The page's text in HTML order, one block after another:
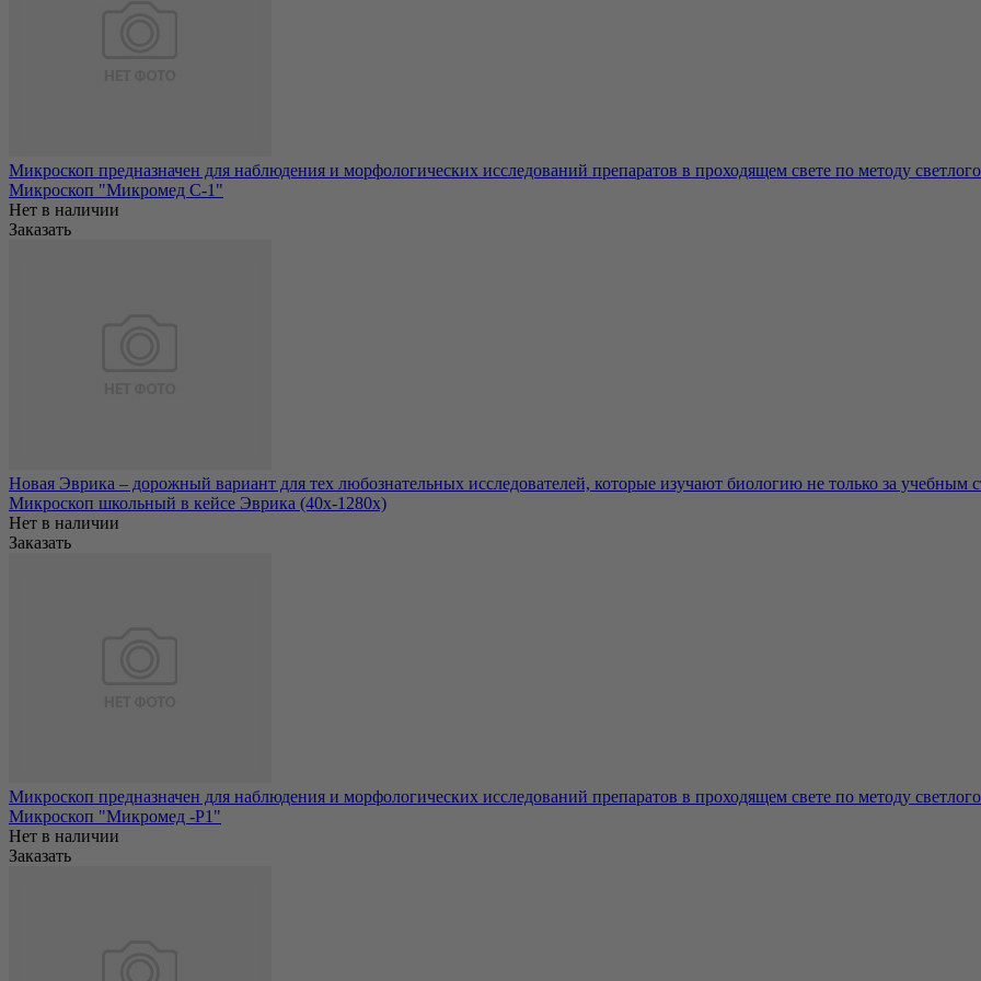
Микроскоп предназначен для наблюдения и морфологических исследований препаратов в проходящем свете по методу
Микроскоп "Микромед С-1"
Нет в наличии
Заказать
Новая Эврика – дорожный вариант для тех любознательных исследователей, которые изучают биологию не только за учебным
Микроскоп школьный в кейсе Эврика (40х-1280х)
Нет в наличии
Заказать
Микроскоп предназначен для наблюдения и морфологических исследований препаратов в проходящем свете по методу
Микроскоп "Микромед -Р1"
Нет в наличии
Заказать